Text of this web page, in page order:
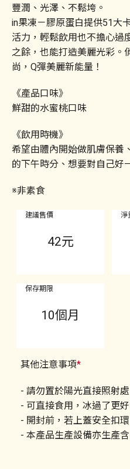
豐潤、光澤、不鬆垮。
in果凍－膠原蛋白提供51大
活力，輕鬆飲用也不擔心過
之餘，也能打造美麗光彩。
尚，Q彈美麗新能量！
《產品口味》
鮮甜的水蜜桃口味
《飲用時機》
希望由體內開始做肌膚保養
的下午時分、想要對自己好
※非素食
建議售價
42元
淨
保存期限
10個月
其他注意事項*
- 請勿置於陽光直接照射
- 可直接食用，冰過了更好
- 開封前，若上蓋安全扣
- 本產品生產設備亦生產